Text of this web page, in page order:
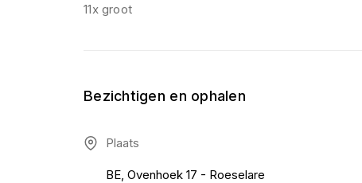
11x groot
Bezichtigen en ophalen
Plaats
BE, Ovenhoek 17 - Roeselare